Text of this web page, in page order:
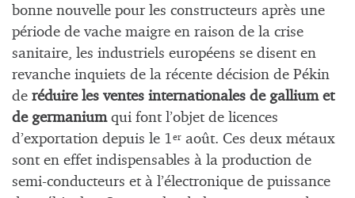
bonne nouvelle pour les constructeurs après une
période de vache maigre en raison de la crise
sanitaire, les industriels européens se disent en
revanche inquiets de la récente décision de Pékin
de réduire les ventes internationales de gallium et
de germaniumqui font l’objet de licences
d’exportation depuis le 1er août. Ces deux métaux
sont en effet indispensables à la production de
semi-conducteurs et à l’électronique de puissance